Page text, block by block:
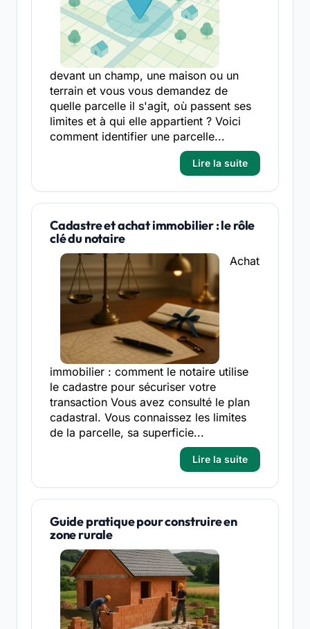
devant un champ, une maison ou un
terrain et vous vous demandez de
quelle parcelle il s'agit, où passent ses
limites et à qui elle appartient ? Voici
comment identifier une parcelle...
Lire la suite
Cadastre et achat immobilier : le rôle
clé du notaire
Achat
immobilier : comment le notaire utilise
le cadastre pour sécuriser votre
transaction Vous avez consulté le plan
cadastral. Vous connaissez les limites
de la parcelle, sa superficie...
Lire la suite
Guide pratique pour construire en
zone rurale